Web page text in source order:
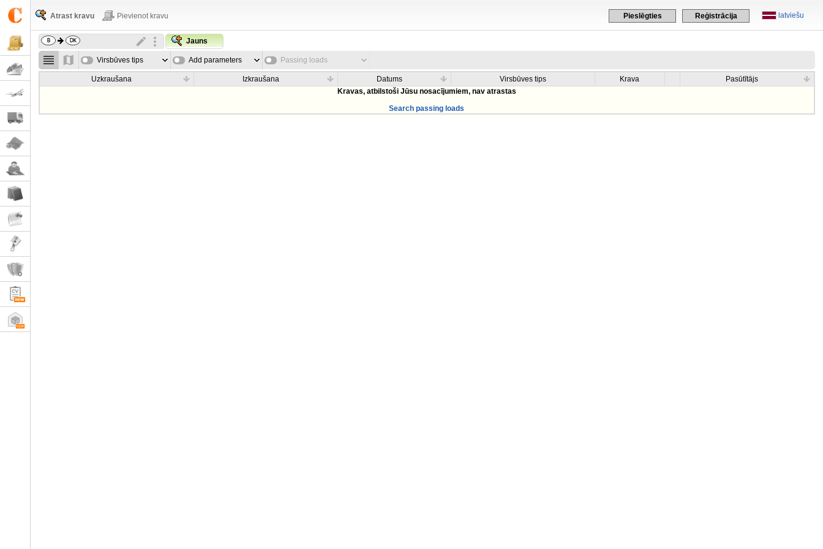
latviešu
Pieslēgties Reģistrācija
Atrast kravu Pievienot kravu
Jauns
Virsbūves tips Add parameters Passing loads
Uzkraušana Izkraušana Datums Virsbūves tips Krava
Pasūtītājs
Kravas, atbilstoši Jūsu nosacījumiem, nav atrastas
Search passing loads